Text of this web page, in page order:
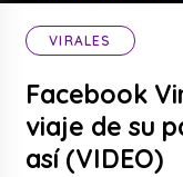
VIRALES
Facebook
viaje de su
así (VIDEO)